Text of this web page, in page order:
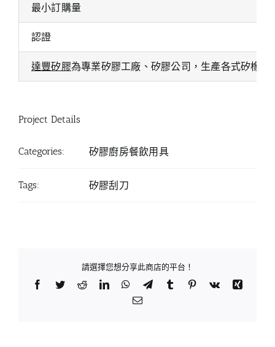
最小訂購量
認證
達豐矽膠為專業矽膠工廠、矽膠公司，生產各式矽橡
Project Details
Categories: 矽膠廚房餐飲用具
Tags: 矽膠刮刀
請選擇您想分享此商店的平台！
Facebook
TwitterRedditLinkedInWhatsApp
TelegramTumblr Pinterest
Vk
Xing
Email: